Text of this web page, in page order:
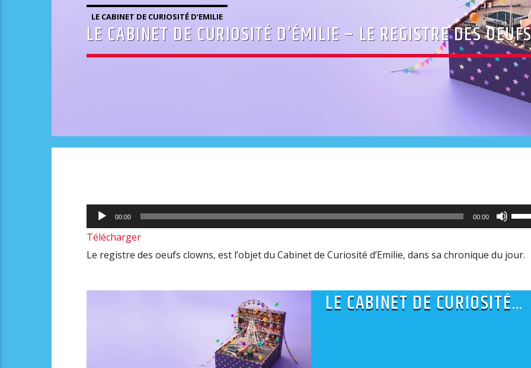
LE CABINET DE CURIOSITÉ D’EMILIE
LE CABINET DE CURIOSITÉ D’ÉMILIE – LE REGISTRE DES
Lecteur
audio
00:00 00:00
les
Télécharger
Le registre des oeufs clowns, est l’objet du Cabinet de Curiosité d’Emilie, dans sa chronique du jour.
LE CABINET DE CURIOSITÉ